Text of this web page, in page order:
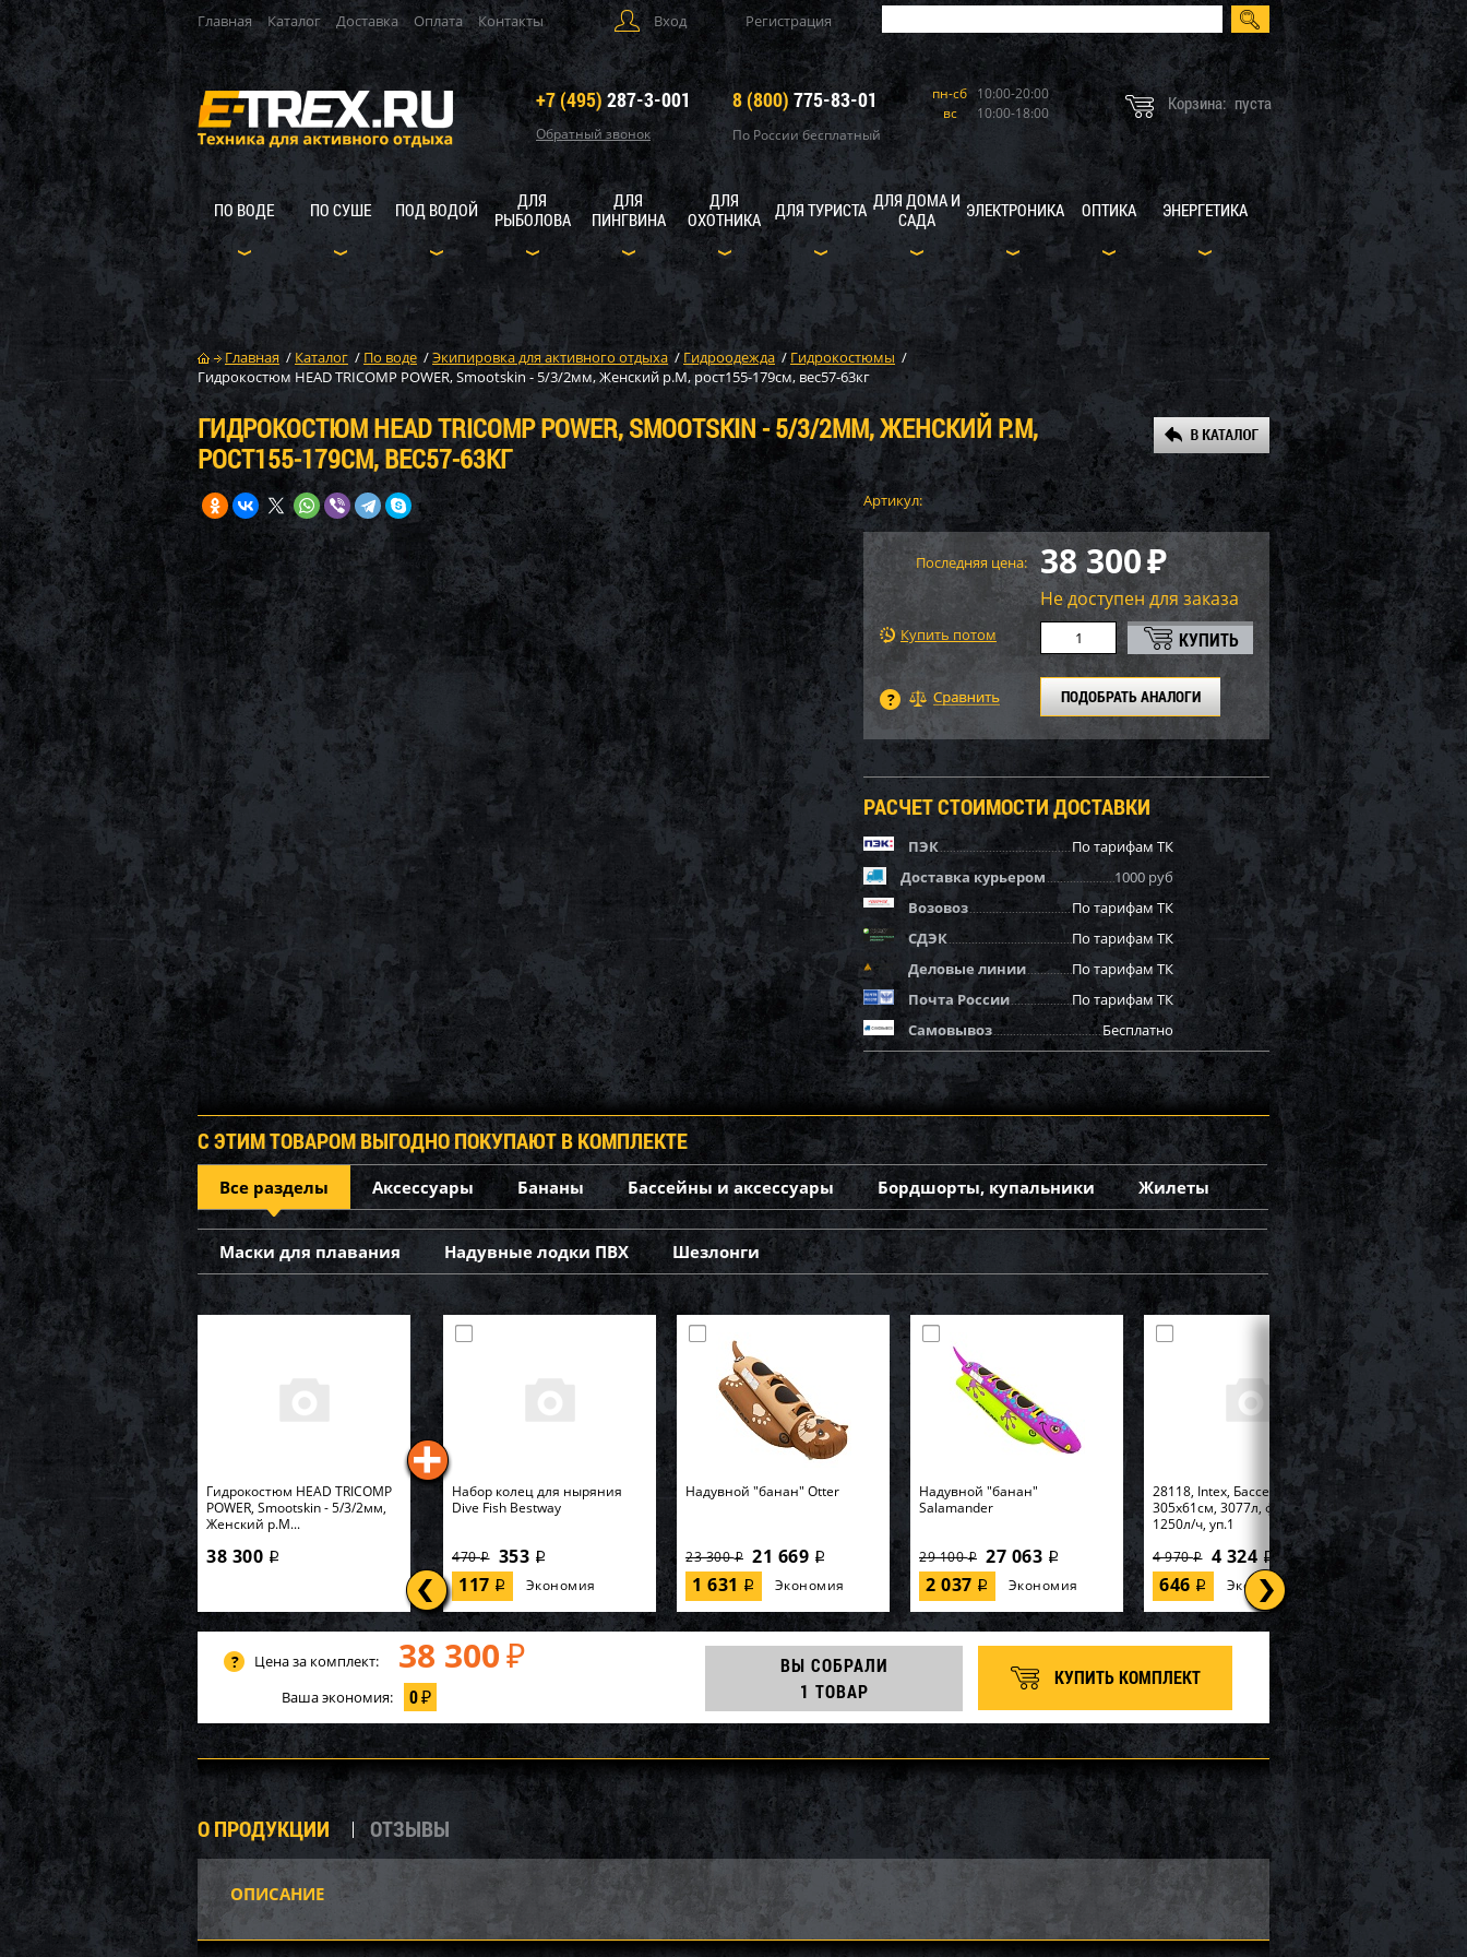
Главная Каталог Доставка Оплата Контакты Вход Регистрация
+7 (495) 287-3-001
Обратный звонок
8 (800) 775-83-01
По России бесплатный
пн-сб 10:00-20:00
вс
10:00-18:00 Корзина: пуста
ПО ВОДЕ ПО СУШЕ ПОД ВОДОЙ
ДЛЯ
РЫБОЛОВА
ДЛЯ
ПИНГВИНА
ДЛЯ
ОХОТНИКА
ДЛЯ ТУРИСТА ДЛЯ ДОМА И
САДА
ЭЛЕКТРОНИКА ОПТИКА ЭНЕРГЕТИКА
Главная / Каталог / По воде /Экипировка для активного отдыха / Гидроодежда / Гидрокостюмы /
Гидрокостюм HEAD TRICOMP POWER, Smootskin - 5/3/2мм, Женский р.M, рост155-179см, вес57-63кг
ГИДРОКОСТЮМ HEAD TRICOMP POWER, SMOOTSKIN - 5/3/2ММ, ЖЕНСКИЙ Р.M,
РОСТ155-179СМ, ВЕС57-63КГ
Артикул:
Последняя цена: 38 300₽
Не доступен для заказа
Купить потом
ПОДОБРАТЬ АНАЛОГИ
РАСЧЕТ СТОИМОСТИ ДОСТАВКИ
ПЭК
По тарифам ТК
Доставка курьером
1000 руб
Возовоз
По тарифам ТК
СДЭК
По тарифам ТК
Деловые линии
По тарифам ТК
Почта России
По тарифам ТК
Самовывоз
Бесплатно
С ЭТИМ ТОВАРОМ ВЫГОДНО ПОКУПАЮТ В КОМПЛЕКТЕ
Все разделы Аксессуары Бананы Бассейны и аксессуары Бордшорты, купальники Жилеты
Маски для плавания Надувные лодки ПВХ Шезлонги
Гидрокостюм HEAD TRICOMP
POWER, Smootskin - 5/3/2мм,
Женский р.M...
38 300 i
Набор колец для ныряния
Dive Fish Bestway
470i 353 i
117 i Экономия
Надувной "банан" Otter
23 300i 21 669 i
1 631 i Экономия
Надувной "банан"
Salamander
29 100i 27 063 i
2 037 i Экономия
28118, Intex, Бассейн Easy Set
305х61см, 3077л, фил.-насос
1250л/ч, уп.1
4 970i 4 324 i
646 i Экономия
P20-1852-B, Polygroup,
Каркасный бассейн
549х132см, 26646л...
AQ25186, KOKIDO, Уборочный
комплект Kokido Classic
K267WBX 7 аксессуаров, уп.1
64902, Intex, Надувная
кровать 99х191х46см
"Premaire Elevated" встр.нас...
56595, Intex, Набор для игры
170х170х185см "Горилла" с
разбрызгивателем, уп.2
Цена за комплект: 38 300 ₽
Ваша экономия: 0₽
ВЫ СОБРАЛИ
1 ТОВАР
КУПИТЬ КОМПЛЕКТ
О ПРОДУКЦИИ ОТЗЫВЫ
ОПИСАНИЕ